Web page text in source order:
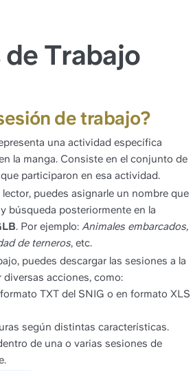
Trabajo
de trabajo?
una actividad específica
la manga. Consiste en el conjunto de
participaron en esa actividad.
puedes asignarle un nombre que
. Por ejemplo: Animales embarcados,
de terneros, etc.
diversas acciones, como:
TXT del SNIG o en formato XLS
según distintas características.
de una o varias sesiones de